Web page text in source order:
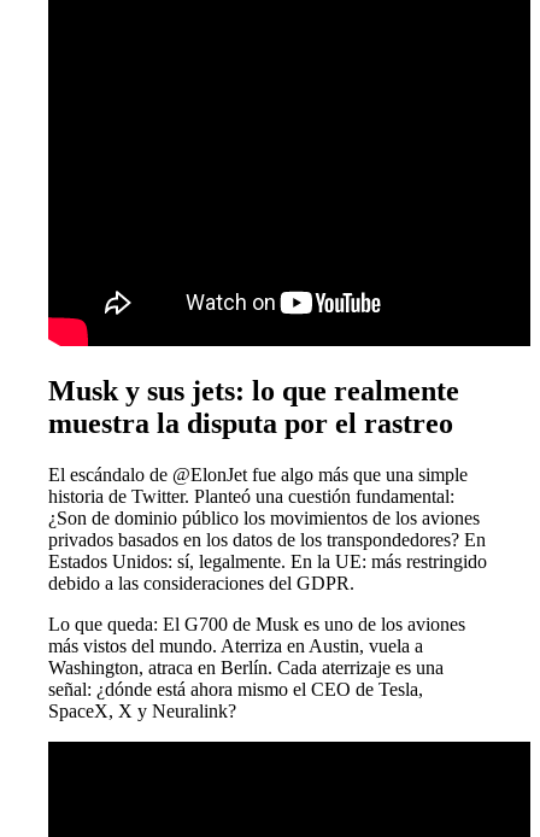
Musk y sus jets: lo que realmente
muestra la disputa por el rastreo
El escándalo de @ElonJet fue algo más que una simple
historia de Twitter. Planteó una cuestión fundamental:
¿Son de dominio público los movimientos de los aviones
privados basados en los datos de los transpondedores? En
Estados Unidos: sí, legalmente. En la UE: más restringido
debido a las consideraciones del GDPR.
Lo que queda: El G700 de Musk es uno de los aviones
más vistos del mundo. Aterriza en Austin, vuela a
Washington, atraca en Berlín. Cada aterrizaje es una
señal: ¿dónde está ahora mismo el CEO de Tesla,
SpaceX, X y Neuralink?